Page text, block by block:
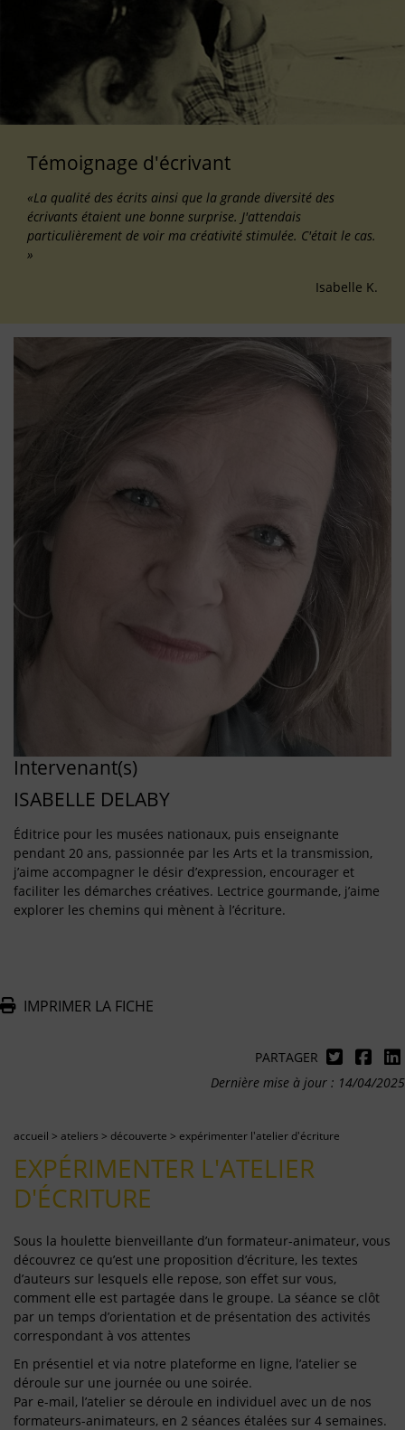
Témoignage d'écrivant
«La qualité des écrits ainsi que la grande diversité des
écrivants étaient une bonne surprise. J'attendais
particulièrement de voir ma créativité stimulée. C'était le cas.
»
Isabelle K.
Intervenant(s)
ISABELLE DELABY
Éditrice pour les musées nationaux, puis enseignante
pendant 20 ans, passionnée par les Arts et la transmission,
j’aime accompagner le désir d’expression, encourager et
faciliter les démarches créatives. Lectrice gourmande, j’aime
explorer les chemins qui mènent à l’écriture.
IMPRIMER LA FICHE
PARTAGER
Dernière mise à jour : 14/04/2025
accueil > ateliers > découverte > expérimenter l'atelier d'écriture
EXPÉRIMENTER L'ATELIER
D'ÉCRITURE
Sous la houlette bienveillante d’un formateur-animateur, vous
découvrez ce qu’est une proposition d’écriture, les textes
d’auteurs sur lesquels elle repose, son effet sur vous,
comment elle est partagée dans le groupe. La séance se clôt
par un temps d’orientation et de présentation des activités
correspondant à vos attentes
En présentiel et via notre plateforme en ligne, l’atelier se
déroule sur une journée ou une soirée.
Par e-mail, l’atelier se déroule en individuel avec un de nos
formateurs-animateurs, en 2 séances étalées sur 4 semaines.